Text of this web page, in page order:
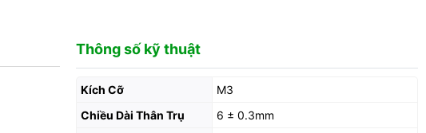
Thông số kỹ thuật
Kích Cỡ
M3
Chiều Dài Thân Trụ
6 ± 0.3mm